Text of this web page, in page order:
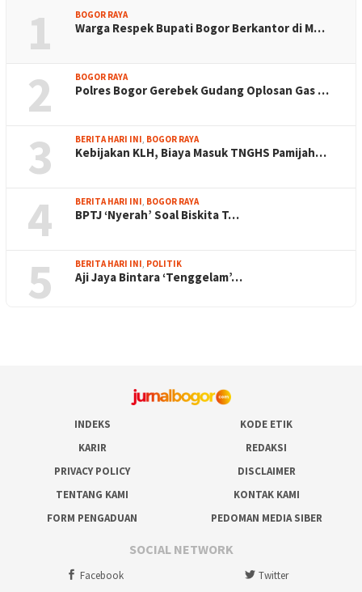
1 BOGOR RAYA
Warga Respek Bupati Bogor Berkantor di M…
2 BOGOR RAYA
Polres Bogor Gerebek Gudang Oplosan Gas …
3 BERITA HARI INI BOGOR RAYA
Kebijakan KLH, Biaya Masuk TNGHS Pamijah…
4 BERITA HARI INI BOGOR RAYA
BPTJ ‘Nyerah’ Soal Biskita T…
5 BERITA HARI INI POLITIK
Aji Jaya Bintara ‘Tenggelam’…
INDEKS
KODE ETIK
KARIR
REDAKSI
PRIVACY POLICY
DISCLAIMER
TENTANG KAMI
KONTAK KAMI
FORM PENGADUAN
PEDOMAN MEDIA SIBER
SOCIAL NETWORK
Facebook Twitter